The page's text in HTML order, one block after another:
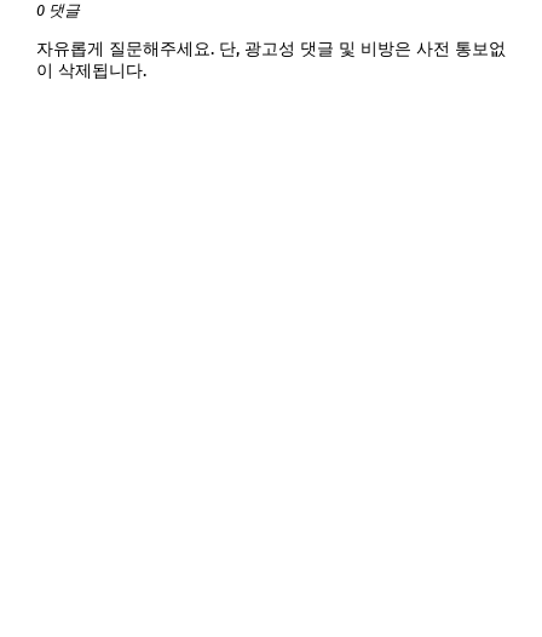
0 댓글
자유롭게 질문해주세요. 단, 광고성 댓글 및 비방은 사전 통보없
이 삭제됩니다.